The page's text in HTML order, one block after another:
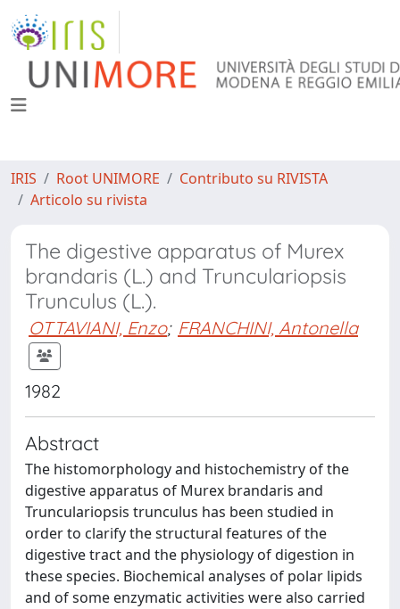
IRIS Root UNIMORE
Contributo su RIVISTA
Articolo su rivista
The digestive apparatus of Murex
brandaris (L.) and Trunculariopsis
Trunculus (L.).
OTTAVIANI, Enzo; FRANCHINI, Antonella
1982
Abstract
The histomorphology and histochemistry of the
digestive apparatus of Murex brandaris and
Trunculariopsis trunculus has been studied in
order to clarify the structural features of the
digestive tract and the physiology of digestion in
these species. Biochemical analyses of polar lipids
and of some enzymatic activities were also carried